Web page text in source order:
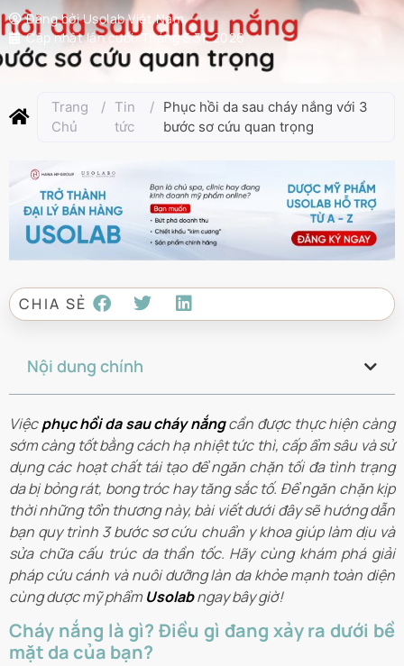
Đăng bởiUsolab Việt Nam
Cập nhật lần cuối:Tháng 5 31, 2026
Trang
Chủ
/ Tin
tức
/ Phục hồi da sau cháy nắng với 3
bước sơ cứu quan trọng
CHIA SẺ
Nội dung chính
Việcphục hồi da sau cháy nắngcần được thực hiện càng
sớm càng tốt bằng cách hạ nhiệt tức thì, cấp ẩm sâu và sử
dụng các hoạt chất tái tạo để ngăn chặn tối đa tình trạng
da bị bỏng rát, bong tróc hay tăng sắc tố. Để ngăn chặn kịp
thời những tổn thương này, bài viết dưới đây sẽ hướng dẫn
bạn quy trình 3 bước sơ cứu chuẩn y khoa giúp làm dịu và
sửa chữa cấu trúc da thần tốc. Hãy cùng khám phá giải
pháp cứu cánh và nuôi dưỡng làn da khỏe mạnh toàn diện
cùng dược mỹ phẩm Usolabngay bây giờ!
Cháy nắng là gì? Điều gì đang xảy ra dưới bề
mặt da của bạn?